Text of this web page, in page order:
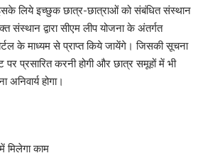
लिये इच्छुक छात्र-छात्राओं को संबंधित संस्थान
संस्थान द्वारा सीएम लीप योजना के अंतर्गत
के माध्यम से प्राप्त किये जायेंगे। जिसकी सूचना
प्रसारित करनी होगी और छात्र समूहों में भी
होगा।
मिलेगा काम